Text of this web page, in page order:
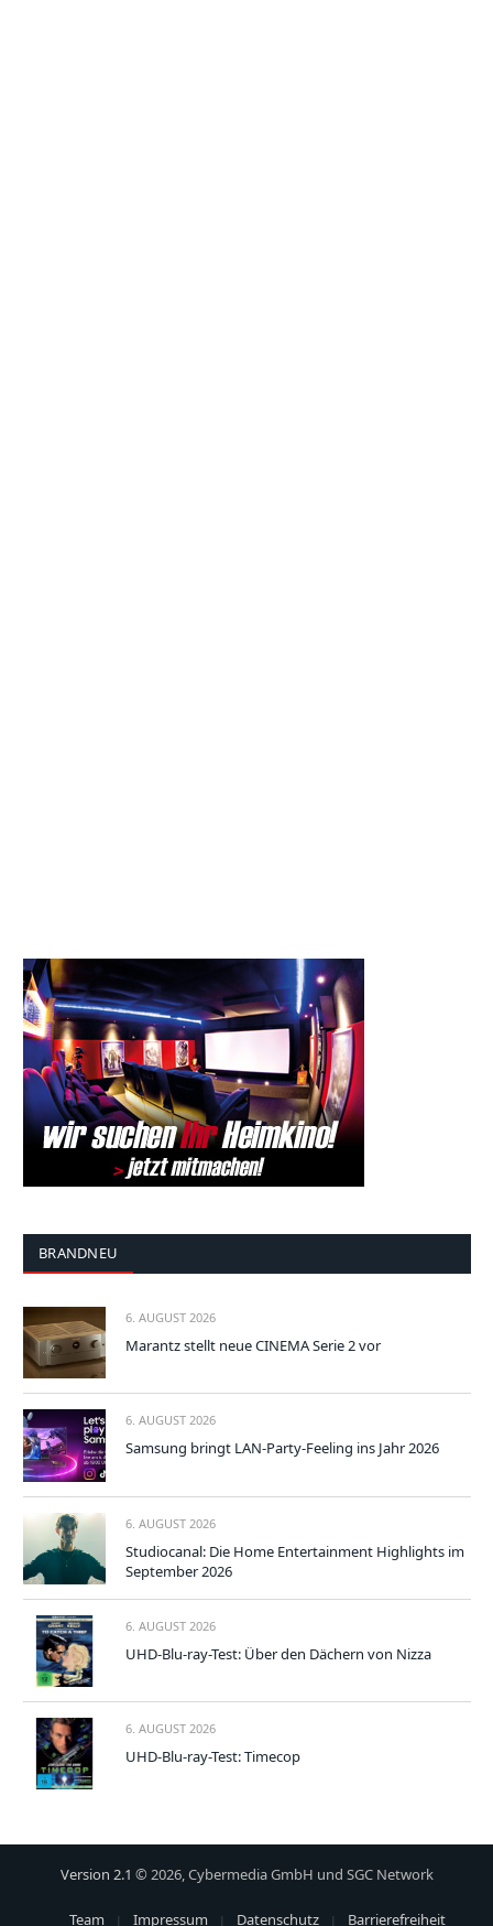
BRANDNEU
6. AUGUST 2026
Marantz stellt neue CINEMA Serie 2 vor
6. AUGUST 2026
Samsung bringt LAN-Party-Feeling ins Jahr 2026
6. AUGUST 2026
Studiocanal: Die Home Entertainment Highlights im
September 2026
6. AUGUST 2026
UHD-Blu-ray-Test: Über den Dächern von Nizza
6. AUGUST 2026
UHD-Blu-ray-Test: Timecop
Version 2.1 © 2026, Cybermedia GmbH und SGC Network
Team Impressum Datenschutz
Barrierefreiheit